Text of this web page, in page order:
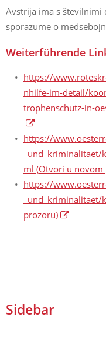
Avstrija ima s številnimi
sporazume o
Weiterführende
https://
nhilfe-im-detail/
trophenschutz-in-
https://
ml (Otvori u novom
https://
prozoru)
Sidebar